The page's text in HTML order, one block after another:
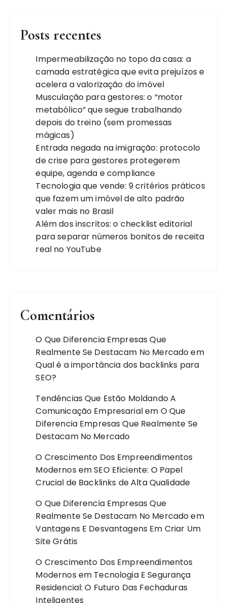
Posts recentes
Impermeabilização no topo da casa: a
camada estratégica que evita prejuízos e
acelera a valorização do imóvel
Musculação para gestores: o “motor
metabólico” que segue trabalhando
depois do treino (sem promessas
mágicas)
Entrada negada na imigração: protocolo
de crise para gestores protegerem
equipe, agenda e compliance
Tecnologia que vende: 9 critérios práticos
que fazem um imóvel de alto padrão
valer mais no Brasil
Além dos inscritos: o checklist editorial
para separar números bonitos de receita
real no YouTube
Comentários
O Que Diferencia Empresas Que
Realmente Se Destacam No Mercadoem
Qual é a importância dos backlinks para
SEO?
Tendências Que Estão Moldando A
Comunicação Empresarialem O Que
Diferencia Empresas Que Realmente Se
Destacam No Mercado
O Crescimento Dos Empreendimentos
Modernos emSEO Eficiente: O Papel
Crucial de Backlinks de Alta Qualidade
O Que Diferencia Empresas Que
Realmente Se Destacam No Mercadoem
Vantagens E Desvantagens Em Criar Um
Site Grátis
O Crescimento Dos Empreendimentos
Modernos em Tecnologia E Segurança
Residencial: O Futuro Das Fechaduras
Inteligentes